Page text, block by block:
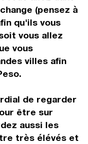
(pensez à
qu'ils vous
vous allez
vous
villes afin
de regarder
être sur
aussi les
très élévés et